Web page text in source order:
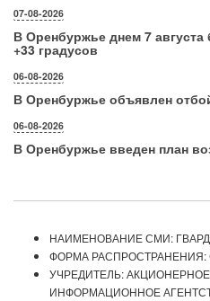
07-08-2026
В Оренбуржье днем 7 августа
+33 градусов
06-08-2026
В Оренбуржье объявлен
06-08-2026
В Оренбуржье введен план
НАИМЕНОВАНИЕ СМИ:
ФОРМА РАСПРОСТРАНЕНИЯ:
УЧРЕДИТЕЛЬ:
ИНФОРМАЦИОННОЕ